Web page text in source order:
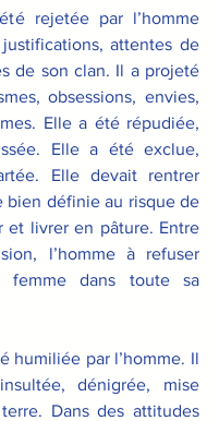
rejetée par l’homme
attentes de
de son clan. Il a projeté
obsessions, envies,
Elle a été répudiée,
Elle a été exclue,
Elle devait rentrer
bien définie au risque de
et livrer en pâture. Entre
l’homme à refuser
femme dans toute sa
humiliée par l’homme. Il
dénigrée, mise
Dans des attitudes